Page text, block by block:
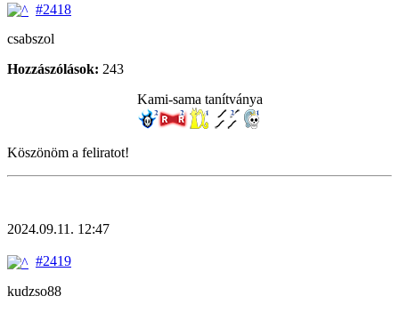
#2418
csabszol
Hozzászólások: 243
Kami-sama tanítványa
Köszönöm a feliratot!
2024.09.11. 12:47
#2419
kudzso88